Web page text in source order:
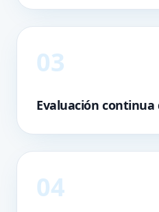
03
Evaluación
04